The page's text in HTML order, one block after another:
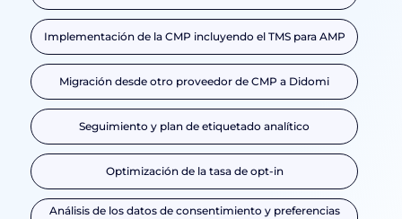
Implementación de la CMP incluyendo el TMS para AMP
Migración desde otro proveedor de CMP a Didomi
Seguimiento y plan de etiquetado analítico
Optimización de la tasa de opt-in
Análisis de los datos de consentimiento y preferencias